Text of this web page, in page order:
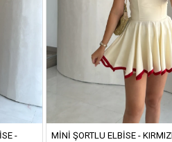
-
MINI ŞORTLU ELBISE -